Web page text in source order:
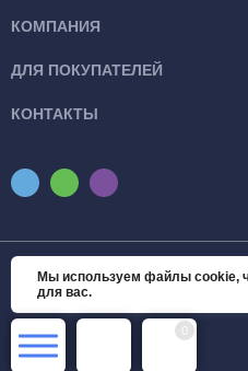
КОМПАНИЯ
ДЛЯ ПОКУПАТЕЛЕЙ
КОНТАКТЫ
© 2026
0
Мы используем файлы cookie,
для вас.